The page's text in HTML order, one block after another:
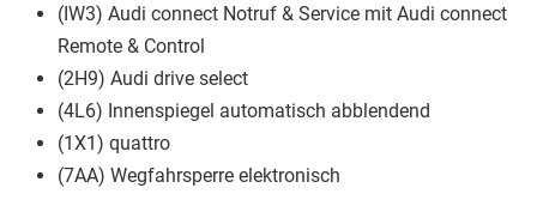
(IW3) Audi connect Notruf & Service mit Audi connect
Remote & Control
(2H9) Audi drive select
(4L6) Innenspiegel automatisch abblendend
(1X1) quattro
(7AA) Wegfahrsperre elektronisch